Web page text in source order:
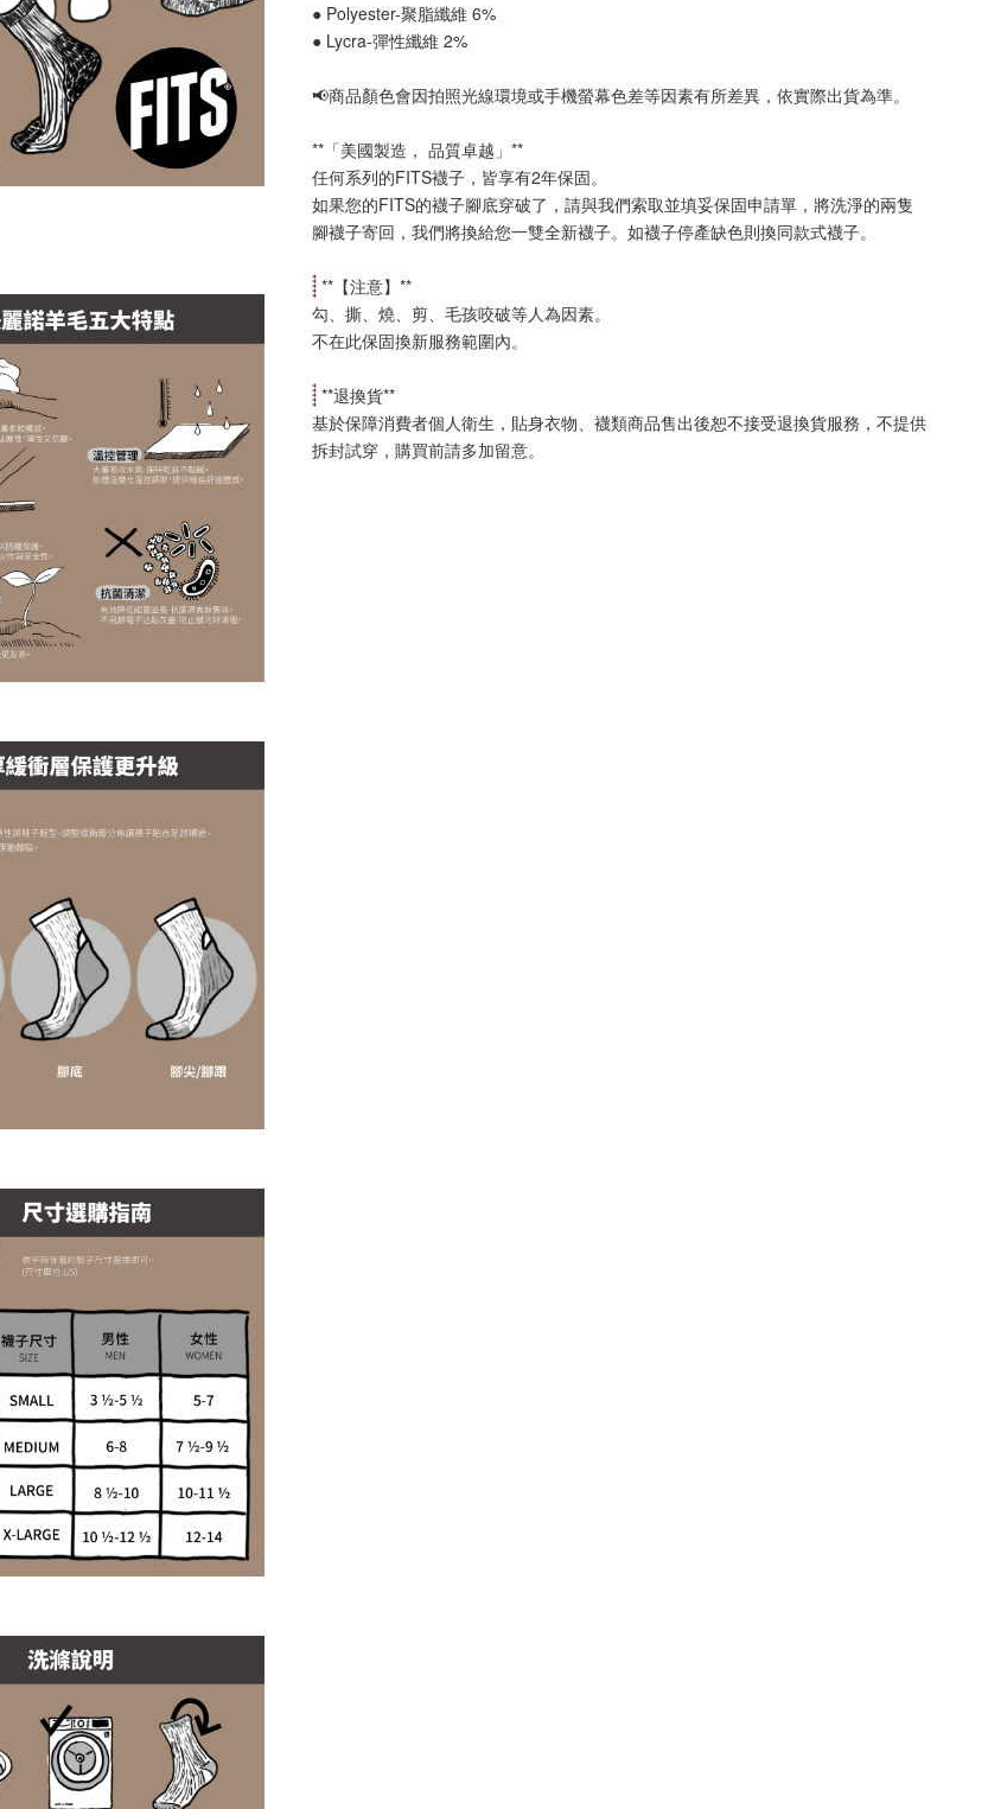
● Polyester-聚脂纖維 6%
● Lycra-彈性纖維 2%
📢商品顏色會因拍照光線環境或手機螢幕色差等因素有所差異，依實際出貨為準。
**「美國製造， 品質卓越」**
任何系列的FITS襪子，皆享有2年保固。
如果您的FITS的襪子腳底穿破了，請與我們索取並填妥保固申請單，將洗淨的兩隻
腳襪子寄回，我們將換給您一雙全新襪子。如襪子停產缺色則換同款式襪子。
**【注意】**
勾、撕、燒、剪、毛孩咬破等人為因素。
不在此保固換新服務範圍內。
**退換貨**
基於保障消費者個人衛生，貼身衣物、襪類商品售出後恕不接受退換貨服務，不提供
拆封試穿，購買前請多加留意。